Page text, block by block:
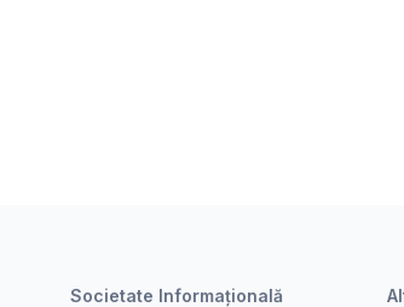
Societate Informațională